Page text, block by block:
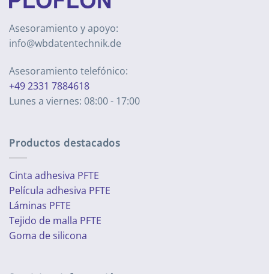
Asesoramiento y apoyo:
info@wbdatentechnik.de
Asesoramiento telefónico:
+49 2331 7884618
Lunes a viernes: 08:00 - 17:00
Productos destacados
Cinta adhesiva PFTE
Película adhesiva PFTE
Láminas PFTE
Tejido de malla PFTE
Goma de silicona